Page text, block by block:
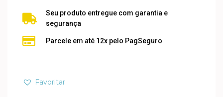
Seu produto entregue com garantia e
segurança
Parcele em até 12x pelo PagSeguro
Favoritar